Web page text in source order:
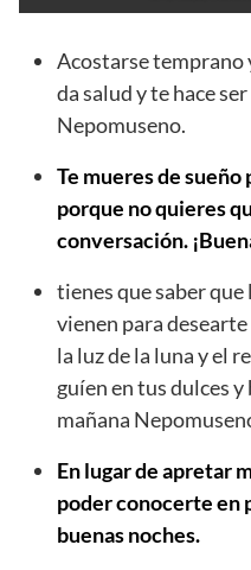
Acostarse temprano
da salud y te hace
Nepomuseno.
Te mueres de
porque no quieres
conversación.
tienes que saber
vienen para
la luz de la luna y el
guíen en tus dulces
mañana
En lugar de apretar
poder conocerte en
buenas noches.